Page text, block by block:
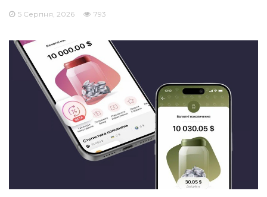
5 Серпня, 2026 793